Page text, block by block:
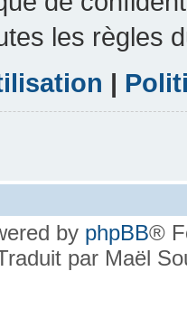
les règles
|
by phpBB®
par Maël